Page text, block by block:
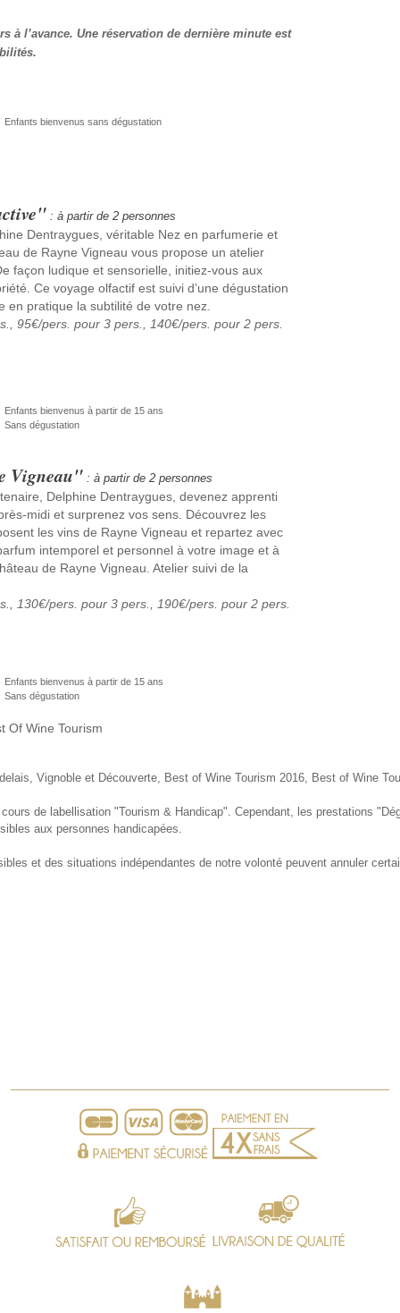
à l’avance. Une réservation de dernière minute est
Enfants bienvenus sans dégustation
: à partir de 2 personnes
Dentraygues, véritable Nez en parfumerie et
de Rayne Vigneau vous propose un atelier
façon ludique et sensorielle, initiez-vous aux
Ce voyage olfactif est suivi d’une dégustation
en pratique la subtilité de votre nez.
95€/pers. pour 3 pers., 140€/pers. pour 2 pers.
Enfants bienvenus à partir de 15 ans
Sans dégustation
Vigneau" : à partir de 2 personnes
Delphine Dentraygues, devenez apprenti
midi et surprenez vos sens. Découvrez les
les vins de Rayne Vigneau et repartez avec
intemporel et personnel à votre image et à
de Rayne Vigneau. Atelier suivi de la
130€/pers. pour 3 pers., 190€/pers. pour 2 pers.
Enfants bienvenus à partir de 15 ans
Sans dégustation
Vignoble et Découverte, Best of Wine Tourism 2016, Best of Wine
de labellisation "Tourism & Handicap". Cependant, les prestations
aux personnes handicapées.
et des situations indépendantes de notre volonté peuvent annuler